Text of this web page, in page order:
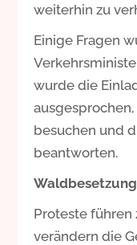
weiterhin zu
Einige Fragen
wurde die
besuchen und
beantworten.
Proteste führen
verändern die